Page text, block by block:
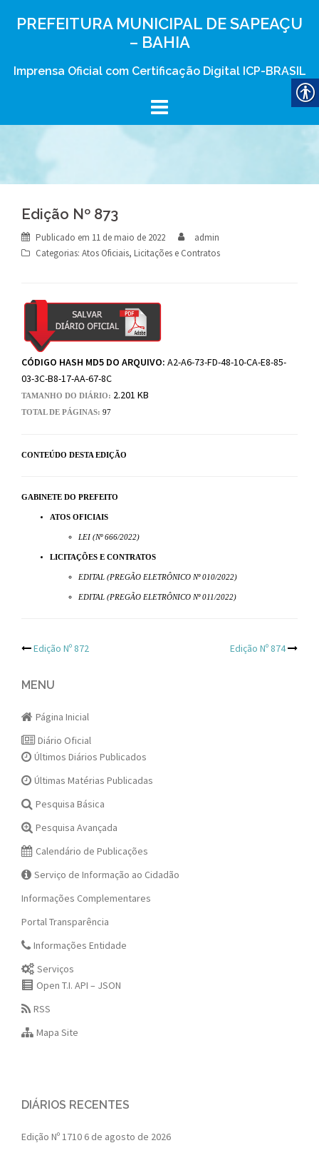
PREFEITURA MUNICIPAL DE SAPEAÇU
– BAHIA
Imprensa Oficial com Certificação Digital ICP-BRASIL
Edição Nº 873
Publicado em 11 de maio de 2022
admin
Categorias: Atos Oficiais, Licitações e Contratos
CÓDIGO HASH MD5 DO ARQUIVO: A2-A6-73-FD-48-10-CA-E8-85-
03-3C-B8-17-AA-67-8C
TAMANHO DO DIÁRIO: 2.201 KB
TOTAL DE PÁGINAS: 97
CONTEÚDO DESTA EDIÇÃO
GABINETE DO PREFEITO
ATOS OFICIAIS
LEI (Nº 666/2022)
LICITAÇÕES E CONTRATOS
EDITAL (PREGÃO ELETRÔNICO Nº 010/2022)
EDITAL (PREGÃO ELETRÔNICO Nº 011/2022)
Post
navigation
Edição Nº 872 Edição Nº 874
MENU
Página Inicial
Diário Oficial
Últimos Diários Publicados
Últimas Matérias Publicadas
Pesquisa Básica
Pesquisa Avançada
Calendário de Publicações
Serviço de Informação ao Cidadão
Informações Complementares
Portal Transparência
Informações Entidade
Serviços
Open T.I. API – JSON
RSS
Mapa Site
DIÁRIOS RECENTES
Edição Nº 1710 6 de agosto de 2026